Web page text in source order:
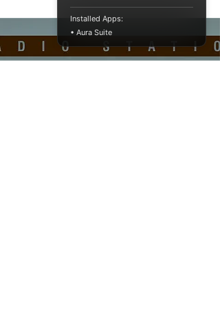
Installed Apps:
• Aura Suite